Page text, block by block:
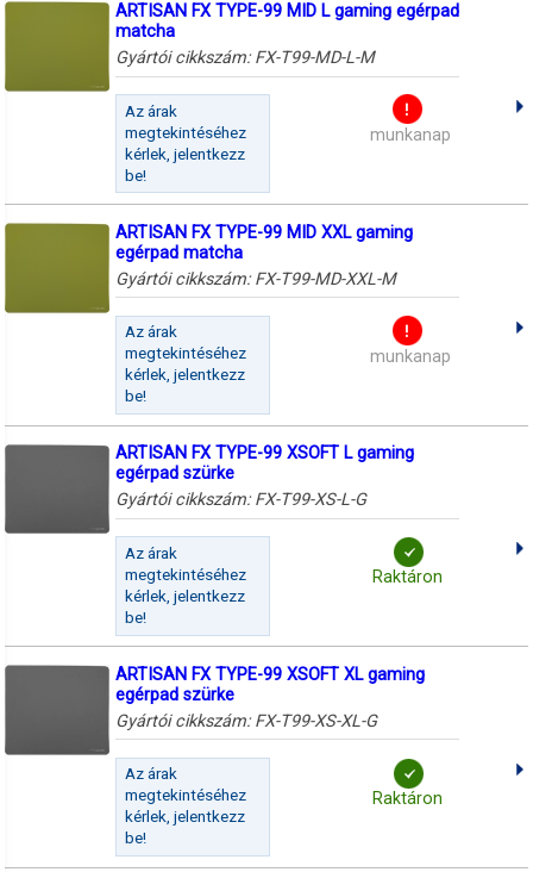
ARTISAN FX TYPE-99 MID L gaming egérpad
matcha
Gyártói cikkszám: FX-T99-MD-L-M
Az árak
megtekintéséhez
kérlek, jelentkezz
be!
munkanap
ARTISAN FX TYPE-99 MID XXL gaming
egérpad matcha
Gyártói cikkszám: FX-T99-MD-XXL-M
Az árak
megtekintéséhez
kérlek, jelentkezz
be!
munkanap
ARTISAN FX TYPE-99 XSOFT L gaming
egérpad szürke
Gyártói cikkszám: FX-T99-XS-L-G
Az árak
megtekintéséhez
kérlek, jelentkezz
be!
Raktáron
ARTISAN FX TYPE-99 XSOFT XL gaming
egérpad szürke
Gyártói cikkszám: FX-T99-XS-XL-G
Az árak
megtekintéséhez
kérlek, jelentkezz
be!
Raktáron